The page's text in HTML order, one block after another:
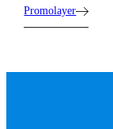
Promolayer